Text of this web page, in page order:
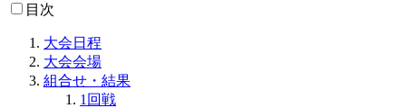
目次
大会日程
大会会場
組合せ・結果
1回戦